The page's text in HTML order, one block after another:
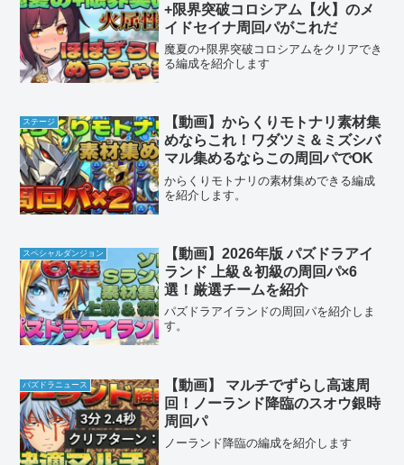
+限界突破コロシアム【火】のメ
イドセイナ周回パがこれだ
魔夏の+限界突破コロシアムをクリアでき
る編成を紹介します
ステージ
【動画】からくりモトナリ素材集
めならこれ！ワダツミ＆ミズシバ
マル集めるならこの周回パでOK
からくりモトナリの素材集めできる編成
を紹介します。
スペシャルダンジョン
【動画】2026年版 パズドラアイ
ランド 上級＆初級の周回パ×6
選！厳選チームを紹介
パズドラアイランドの周回パを紹介しま
す。
パズドラニュース
【動画】 マルチでずらし高速周
回！ノーランド降臨のスオウ銀時
周回パ
ノーランド降臨の編成を紹介します